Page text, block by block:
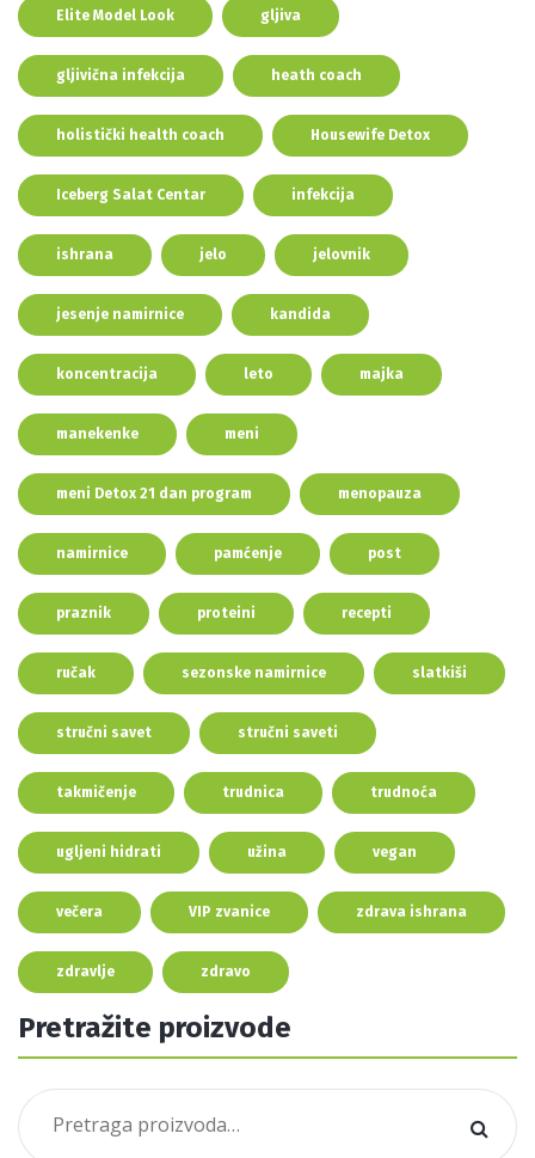
Elite Model Look gljiva
gljivična infekcija heath coach
holistički health coach Housewife Detox
Iceberg Salat Centar infekcija
ishrana jelo jelovnik
jesenje namirnice kandida
koncentracija leto majka
manekenke meni
meni Detox 21 dan program menopauza
namirnice pamćenje post
praznik proteini recepti
ručak sezonske namirnice slatkiši
stručni savet stručni saveti
takmičenje trudnica trudnoća
ugljeni hidrati užina vegan
večera VIP zvanice zdrava ishrana
zdravlje zdravo
Pretražite proizvode
Pretraga
za: